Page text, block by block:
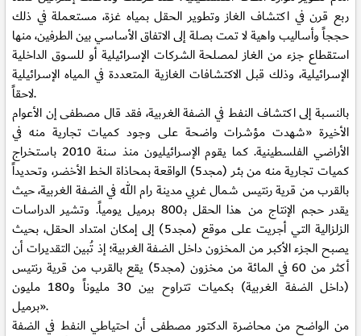
ربع قرن في اكتشاف الغاز وتطوير الحقل بمياه غزة، مستعملة في ذلك
حججاً وأساليب واهية لا تمت بصلة إلى الاتفاق الأساسي بين الطرفين، منها
استقطاع جزء من الغاز لمصلحة الشركات الإسرائيلية أو للسوق الداخلية
الإسرائيلية، وذلك قبل الاكتشافات الغازية المتعددة في المياه الإسرائيلية
لاحقاً.
بالنسبة إلى اكتشاف النفط في الضفة الغربية، فقد قال مصطفى إن الأعوام
الأخيرة «شهدت مؤشرات واضحة على وجود كميات تجارية منه في
الأراضي الفلسطينية. كما يقوم الإسرائيليون منذ سنة 2010 باستخراج
كميات تجارية منه من بئر (مجد5) الواقعة بمحاذاة الخط الأخضر، وتحديداً
بالقرب من قرية رنتيس شمال غربي مدينة رام الله في الضفة الغربية، حيث
يقدر حجم الإنتاج من هذا الحقل بـ800 برميل يومياً. وتشير الدراسات
الزلزالية التي أجريت على موقع (مجد5) إلى إمكان امتداد الحقل، بحيث
يصبح الجزء الأكبر من المخزون داخل الضفة الغربية؛ إذ تُبين التقديرات أن
أكثر من 60 في المائة من مخزون (مجد5) يقع بالقرب من قرية رنتيس
(داخل الضفة الغربية) بكميات تتراوح بين 30 مليوناً و180 مليون
برميل».
من الواضح من محاضرة الدكتور مصطفى أن احتياطي النفط في الضفة